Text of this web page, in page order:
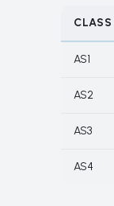
CLASS
AS1
AS2
AS3
AS4